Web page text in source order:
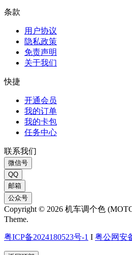
条款
用户协议
隐私政策
免责声明
关于我们
快捷
开通会员
我的订单
我的卡包
任务中心
联系我们
微信号
QQ
邮箱
公众号
Copyright © 2026 机车调个色
Theme.
粤ICP备2024180523号-1 I 粤公网安